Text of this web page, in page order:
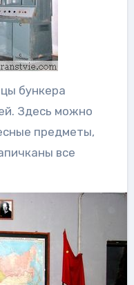
бункера
Здесь можно
предметы,
все